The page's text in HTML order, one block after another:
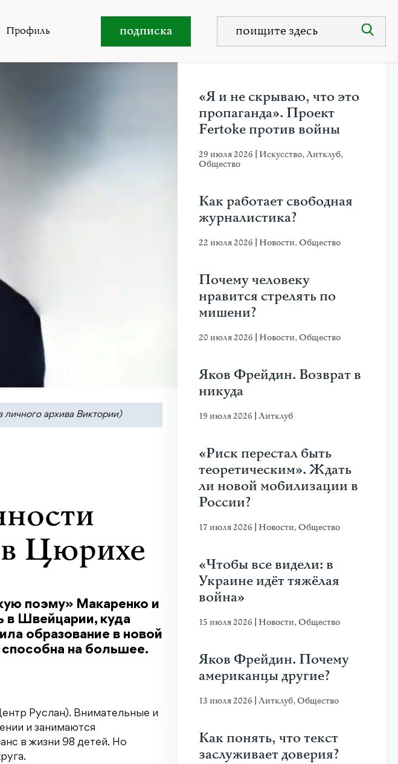
Профиль подписка
Ladies Lounge для женщин в Цюрихе
личного архива Виктории)
Цюрихе
поэму» Макаренко и
в Швейцарии, куда
образование в новой
на большее.
Руслан). Внимательные и
и занимаются
в жизни 98 детей. Но
«Я и не скрываю, что это
пропаганда». Проект
Fertoke против войны
29 июля 2026 Искусство,Литклуб,
Общество
Как работает свободная
журналистика?
22 июля 2026 Новости,Общество
Почему человеку
нравится стрелять по
мишени?
20 июля 2026 Новости,Общество
Яков Фрейдин. Возврат в
никуда
19 июля 2026 Литклуб
«Риск перестал быть
теоретическим». Ждать
ли новой мобилизации в
России?
17 июля 2026 Новости,Общество
«Чтобы все видели: в
Украине идёт тяжёлая
война»
15 июля 2026 Новости,Общество
Яков Фрейдин. Почему
американцы другие?
13 июля 2026 Литклуб,Общество
Как понять, что текст
заслуживает доверия?